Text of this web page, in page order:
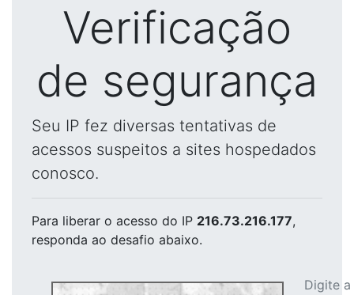
Verificação
de segurança
Seu IP fez diversas tentativas de
acessos suspeitos a sites hospedados
conosco.
Para liberar o acesso do IP 216.73.216.177,
responda ao desafio abaixo.
Digite